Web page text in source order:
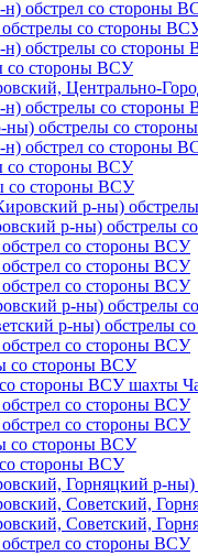
обстрел со стороны
обстрелы со стороны
н) обстрелы со стороны
со стороны ВСУ
Центрально-
н) обстрелы со стороны
ны) обстрелы со
н) обстрел со стороны
со стороны ВСУ
со стороны ВСУ
р-ны)
р-ны) обстрелы
со стороны ВСУ
со стороны ВСУ
со стороны ВСУ
р-ны) обстрелы
р-ны) обстрелы
со стороны ВСУ
со стороны ВСУ
со стороны ВСУ шахты
со стороны ВСУ
со стороны ВСУ
со стороны ВСУ
стороны ВСУ
Горняцкий р-
Советский,
Советский,
со стороны ВСУ